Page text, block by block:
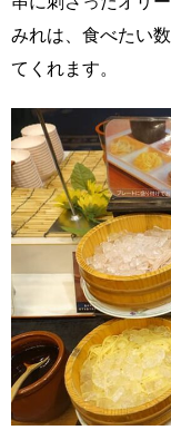
みれは、食べたい
てくれます。